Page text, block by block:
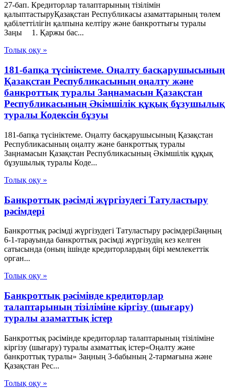
27-бап. Кредиторлар талаптарының тізілімін
қалыптастыруҚазақстан Республикасы азаматтарының төлем
қабілеттілігін қалпына келтіру және банкроттығы туралы
Заңы 1. Қаржы бас...
Толық оқу »
181-бапқа түсініктеме. Оңалту басқарушысының
Қазақстан Республикасының оңалту және
банкроттық туралы Заңнамасын Қазақстан
Республикасының Әкімшілік құқық бұзушылық
туралы Кодексін бұзуы
181-бапқа түсініктеме. Оңалту басқарушысының Қазақстан
Республикасының оңалту және банкроттық туралы
Заңнамасын Қазақстан Республикасының Әкімшілік құқық
бұзушылық туралы Коде...
Толық оқу »
Банкроттық рәсімді жүргізудегі Татуластыру
рәсімдері
Банкроттық рәсімді жүргізудегі Татуластыру рәсімдеріЗаңның
6-1-тарауында банкроттық рәсімді жүргізудің кез келген
сатысында (оның ішінде кредиторлардың бірі мемлекеттік
орган...
Толық оқу »
Банкроттық рәсімінде кредиторлар
талаптарының тізіліміне кіргізу (шығару)
туралы азаматтық істер
Банкроттық рәсімінде кредиторлар талаптарының тізіліміне
кіргізу (шығару) туралы азаматтық істер«Оңалту және
банкроттық туралы» Заңның 3-бабының 2-тармағына және
Қазақстан Рес...
Толық оқу »